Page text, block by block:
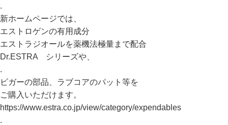
.
新ホームページでは、
エストロゲンの有用成分
エストラジオールを薬機法極量まで配合
Dr.ESTRA シリーズや、
.
ビガーの部品、ラブコアのパット等を
ご購入いただけます。
https://www.estra.co.jp/view/category/expendables
.